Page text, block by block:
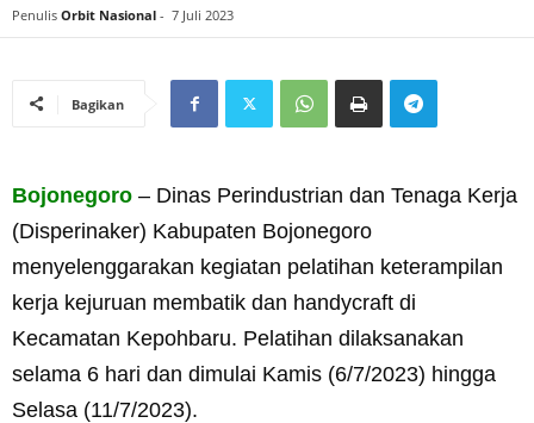
Penulis Orbit Nasional - 7 Juli 2023
Bagikan
Bojonegoro – Dinas Perindustrian dan Tenaga Kerja
(Disperinaker) Kabupaten Bojonegoro
menyelenggarakan kegiatan pelatihan keterampilan
kerja kejuruan membatik dan handycraft di
Kecamatan Kepohbaru. Pelatihan dilaksanakan
selama 6 hari dan dimulai Kamis (6/7/2023) hingga
Selasa (11/7/2023).